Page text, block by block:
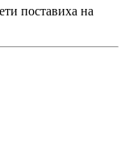
поставиха на